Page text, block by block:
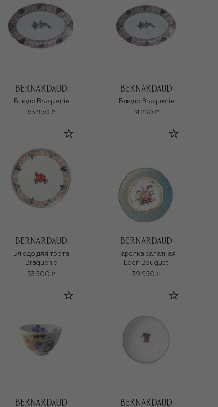
Блюдо Braquenie
63 950 ₽
Блюдо Braquenie
51 250 ₽
Блюдо для торта
Braquenie
53 500 ₽
Тарелка салатная
Eden Bouquet
39 950 ₽